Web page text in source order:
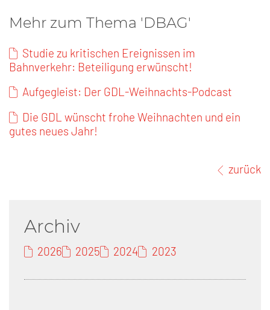
Mehr zum Thema 'DBAG'
Studie zu kritischen Ereignissen im
Bahnverkehr: Beteiligung erwünscht!
Aufgegleist: Der GDL-Weihnachts-Podcast
Die GDL wünscht frohe Weihnachten und ein
gutes neues Jahr!
zurück
Archiv
2026 2025 2024 2023